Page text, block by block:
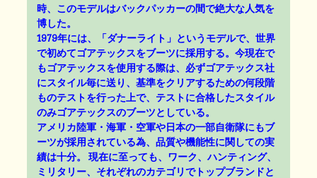
時、このモデルはバックパッカーの間で絶大な人気を
博した。
1979年には、「ダナーライト」というモデルで、世界
で初めてゴアテックスをブーツに採用する。今現在で
もゴアテックスを使用する際は、必ずゴアテックス社
にスタイル毎に送り、基準をクリアするための何段階
ものテストを行った上で、テストに合格したスタイル
のみゴアテックスのブーツとしている。
アメリカ陸軍・海軍・空軍や日本の一部自衛隊にもブ
ーツが採用されている為、品質や機能性に関しての実
績は十分。 現在に至っても、ワーク、ハンティング、
ミリタリー、それぞれのカテゴリでトップブランドと